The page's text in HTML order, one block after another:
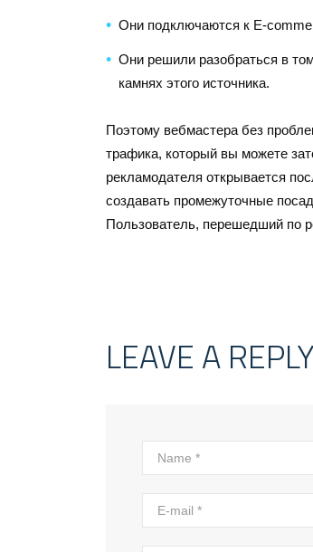
Они подключаются к E-
Они решили разобраться в
камнях этого источника.
Поэтому вебмастера без
трафика, который вы можете
рекламодателя открывается
создавать промежуточные
Пользователь, перешедший по
LEAVE A REPLY